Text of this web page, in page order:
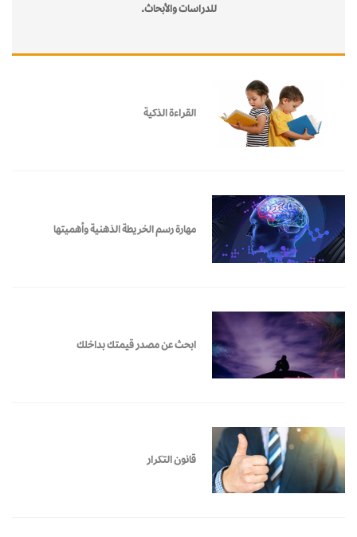
للدراسات والأبحاث.
القراءة الذكية
مهارة رسم الخريطة الذهنية وأهميتها
ابحث عن مصدر قيمتك بداخلك
قانون التكرار